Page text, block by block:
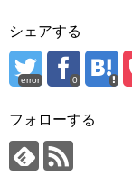
シェアする
error 0
フォローする